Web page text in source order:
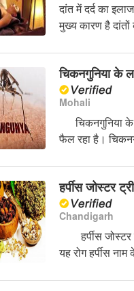
दांत में दर्द का
मुख्य कारण है
चिकनगुनिया के
Mohali
चिकनगुनिया के
फैल रहा है।
हर्पीस जोस्टर
Chandigarh
हर्पीस जोस्टर
यह रोग हर्पीस